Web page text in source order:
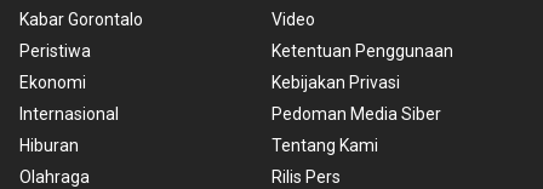
Kabar Gorontalo
Peristiwa
Ekonomi
Internasional
Hiburan
Olahraga
Video
Ketentuan Penggunaan
Kebijakan Privasi
Pedoman Media Siber
Tentang Kami
Rilis Pers